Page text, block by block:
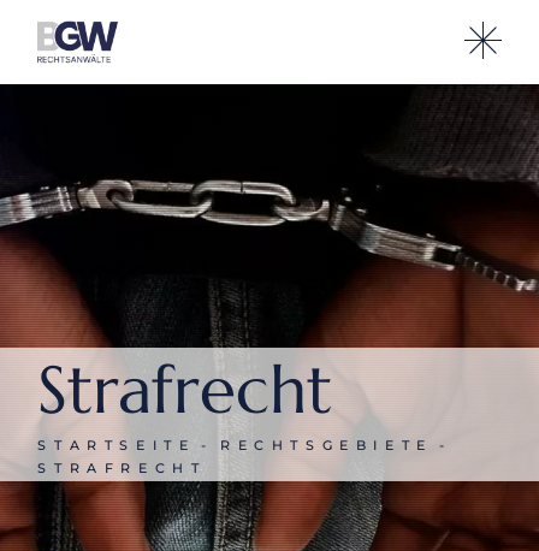
Strafrecht
STARTSEITE
RECHTS­GEBIETE
STRAFRECHT